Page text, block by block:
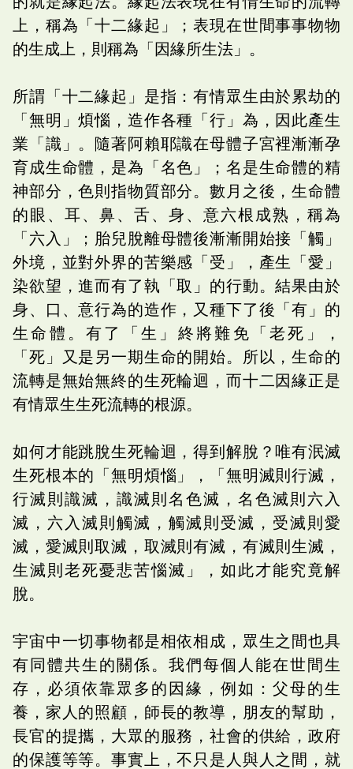
上，稱為「十二緣起」；表現在世間事事物物
的生成上，則稱為「因緣所生法」。
所謂「十二緣起」是指：有情眾生由於累劫的
「無明」煩惱，造作各種「行」為，因此產生
業「識」。隨著阿賴耶識在母體子宮裡漸漸孕
育成生命體，是為「名色」；名是生命體的精
神部分，色則指物質部分。數月之後，生命體
的眼、耳、鼻、舌、身、意六根成熟，稱為
「六入」；胎兒脫離母體後漸漸開始接「觸」
外境，並對外界的苦樂感「受」，產生「愛」
染欲望，進而有了執「取」的行動。結果由於
身、口、意行為的造作，又種下了後「有」的
生命體。有了「生」終將難免「老死」，
「死」又是另一期生命的開始。所以，生命的
流轉是無始無終的生死輪迴，而十二因緣正是
有情眾生生死流轉的根源。
如何才能跳脫生死輪迴，得到解脫？唯有泯滅
生死根本的「無明煩惱」，「無明滅則行滅，
行滅則識滅，識滅則名色滅，名色滅則六入
滅，六入滅則觸滅，觸滅則受滅，受滅則愛
滅，愛滅則取滅，取滅則有滅，有滅則生滅，
生滅則老死憂悲苦惱滅」，如此才能究竟解
脫。
宇宙中一切事物都是相依相成，眾生之間也具
有同體共生的關係。我們每個人能在世間生
存，必須依靠眾多的因緣，例如：父母的生
養，家人的照顧，師長的教導，朋友的幫助，
長官的提攜，大眾的服務，社會的供給，政府
的保護等等。事實上，不只是人與人之間，就